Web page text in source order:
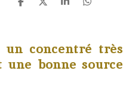
P
a
g
e
P
a
g
e
P
a
g
e
P
a
g
e
un concentré très
bonne source